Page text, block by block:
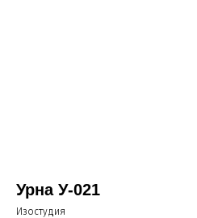
Урна У-021
Изостудия